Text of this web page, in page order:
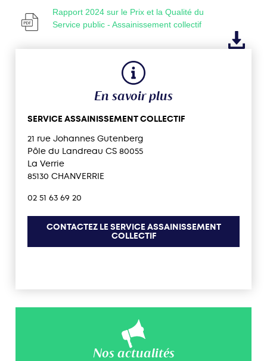
Rapport 2024 sur le Prix et la Qualité du
Service public - Assainissement collectif
En savoir plus
SERVICE ASSAINISSEMENT COLLECTIF
21 rue Johannes Gutenberg
Pôle du Landreau CS 80055
La Verrie
85130 CHANVERRIE
02 51 63 69 20
CONTACTEZ LE SERVICE ASSAINISSEMENT
COLLECTIF
Nos actualités